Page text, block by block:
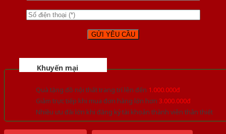
Khuyến mại
Quà tặng đồ nội thất trang trí lên đến 1.000.000đ
Giảm trực tiếp khi mua đơn hàng lớn hơn 3.000.000đ
Nhiều ưu đãi lớn khi đăng ký tài khoản thành viên thân thiết